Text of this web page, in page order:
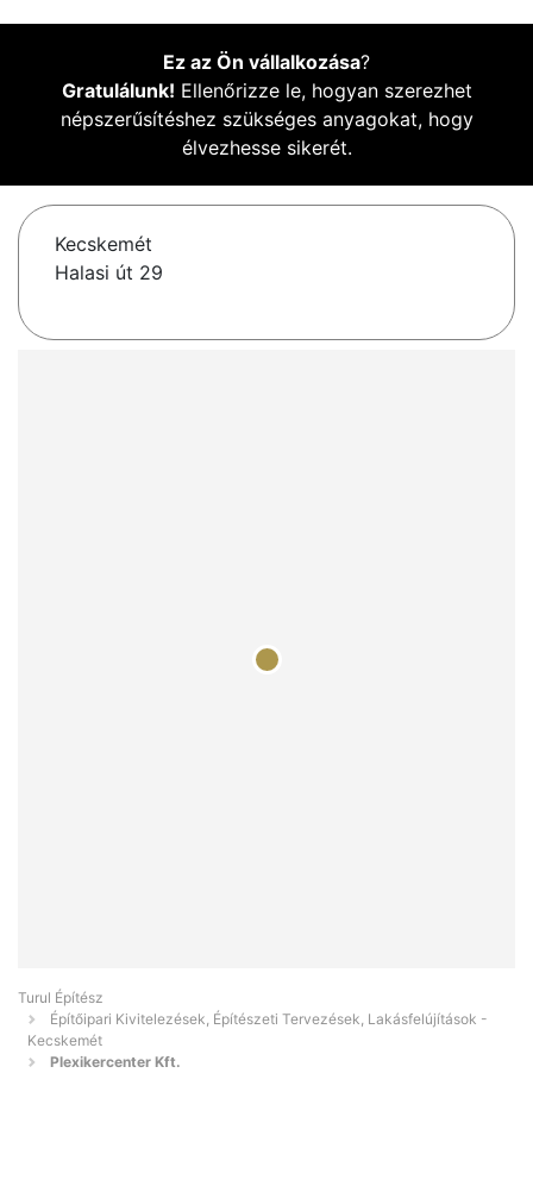
Ez az Ön vállalkozása?
Gratulálunk! Ellenőrizze le, hogyan szerezhet
népszerűsítéshez szükséges anyagokat, hogy
élvezhesse sikerét.
Kecskemét
Halasi út 29
Turul Építész
Építőipari Kivitelezések, Építészeti Tervezések, Lakásfelújítások -
Kecskemét
Plexikercenter Kft.